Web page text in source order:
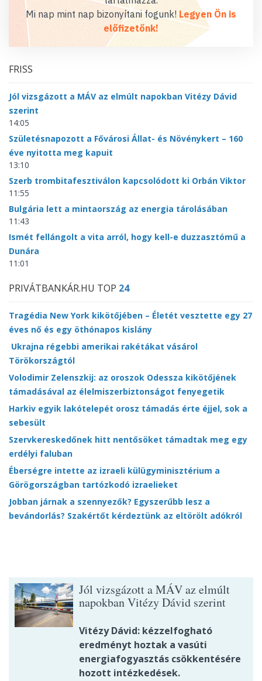
Mi nap mint nap bizonyítani fogunk! Legyen Ön is
előfizetőnk!
FRISS
Jól vizsgázott a MÁV az elmúlt napokban Vitézy Dávid
szerint
14:05
Születésnapozott a Fővárosi Állat- és Növénykert – 160
éve nyitotta meg kapuit
13:10
Szerb trombitafesztiválon kapcsolódott ki Orbán Viktor
11:55
Bulgária lett a mintaország az energia tárolásában
11:43
Ismét fellángolt a vita arról, hogy kell-e duzzasztómű a
Dunára
11:01
PRIVÁTBANKÁR.HU TOP 24
Tragédia New York kikötőjében – Életét vesztette egy 27
éves nő és egy öthónapos kislány
Ukrajna régebbi amerikai rakétákat vásárol
Törökországtól
Volodimir Zelenszkij: az oroszok Odessza kikötőjének
támadásával az élelmiszerbiztonságot fenyegetik
Harkiv egyik lakótelepét orosz támadás érte éjjel, sok a
sebesült
Szervkereskedőnek hitt nentősöket támadtak meg egy
erdélyi faluban
Éberségre intette az izraeli külügyminisztérium a
Görögországban tartózkodó izraelieket
Jobban járnak a szennyezők? Egyszerűbb lesz a
bevándorlás? Szakértőt kérdeztünk az eltörölt adókról
Jól vizsgázott a MÁV az elmúlt
napokban Vitézy Dávid szerint
Vitézy Dávid: kézzelfogható
eredményt hoztak a vasúti
energiafogyasztás csökkentésére
hozott intézkedések.